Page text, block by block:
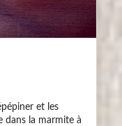
et les
dans la marmite à